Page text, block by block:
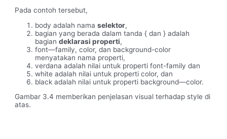
Pada contoh tersebut,
body adalah namaselektor,
bagian yang berada dalam tanda { dan } adalah
bagiandeklarasi properti,
font—family, color, dan background-color
menyatakan nama properti,
verdana adalah nilai untuk properti font-family dan
white adalah nilai untuk properti color, dan
black adalah nilai untuk properti background—color.
Gambar 3.4 memberikan penjelasan visual terhadap style di
atas.